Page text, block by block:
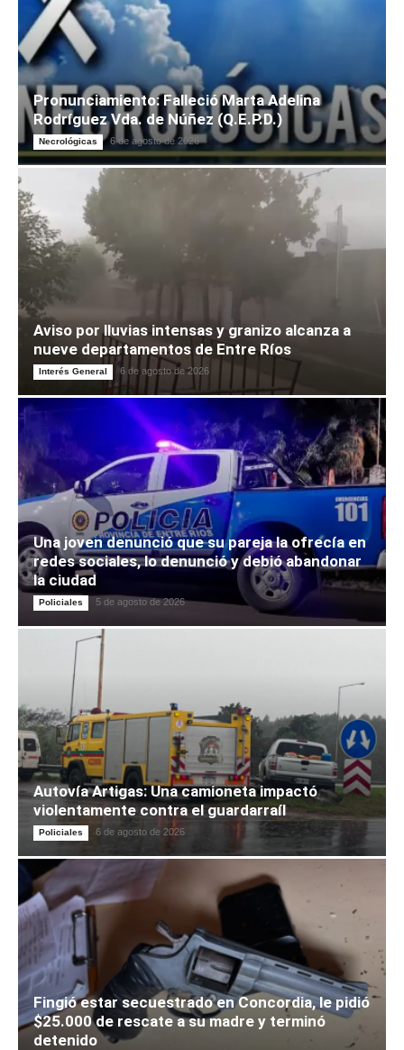
Pronunciamiento: Falleció Marta Adelina
Rodríguez Vda. de Núñez (Q.E.P.D.)
Necrológicas 6 de agosto de 2026
Aviso por lluvias intensas y granizo alcanza a
nueve departamentos de Entre Ríos
Interés General 6 de agosto de 2026
Una joven denunció que su pareja la ofrecía en
redes sociales, lo denunció y debió abandonar
la ciudad
Policiales 5 de agosto de 2026
Autovía Artigas: Una camioneta impactó
violentamente contra el guardarraíl
Policiales 6 de agosto de 2026
Fingió estar secuestrado en Concordia, le pidió
$25.000 de rescate a su madre y terminó
detenido